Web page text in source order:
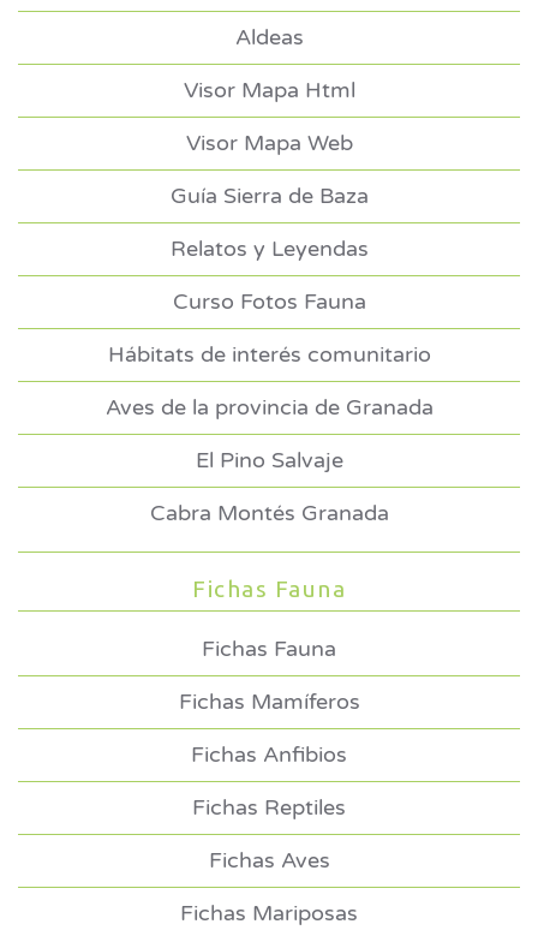
Aldeas
Visor Mapa Html
Visor Mapa Web
Guía Sierra de Baza
Relatos y Leyendas
Curso Fotos Fauna
Hábitats de interés comunitario
Aves de la provincia de Granada
El Pino Salvaje
Cabra Montés Granada
Fichas Fauna
Fichas Fauna
Fichas Mamíferos
Fichas Anfibios
Fichas Reptiles
Fichas Aves
Fichas Mariposas